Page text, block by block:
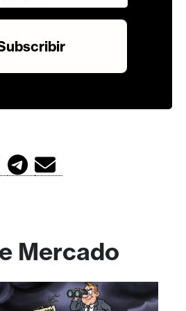
Mercado